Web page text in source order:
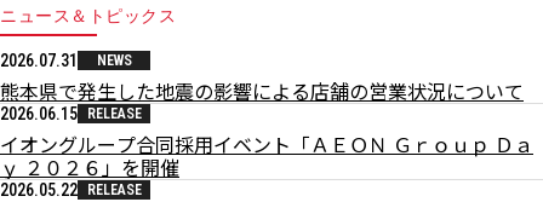
ニュース＆トピックス
2026.07.31 NEWS
熊本県で発生した地震の影響による店舗の営業状況について
2026.06.15 RELEASE
イオングループ合同採用イベント「ＡＥＯＮ Ｇｒｏｕｐ Ｄａ
ｙ ２０２６」を開催
2026.05.22 RELEASE